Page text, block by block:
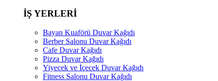
İŞ YERLERİ
Bayan Kuaförü Duvar Kağıdı
Berber Salonu Duvar Kağıdı
Cafe Duvar Kağıdı
Pizza Duvar Kağıdı
Yiyecek ve İçecek Duvar Kağıdı
Fitness Salonu Duvar Kağıdı